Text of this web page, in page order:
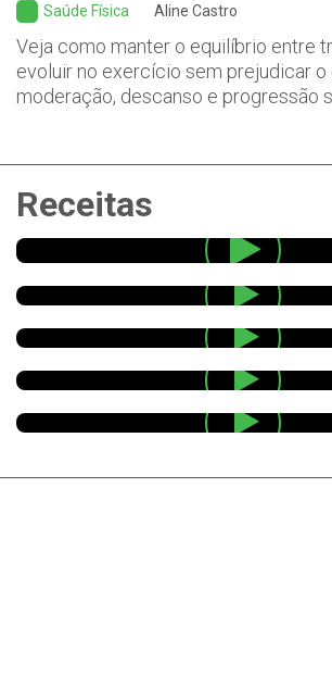
Saúde Física Aline Castro
Veja como manter o equilíbrio entre
evoluir no exercício sem prejudicar o
moderação, descanso e progressão
Receitas